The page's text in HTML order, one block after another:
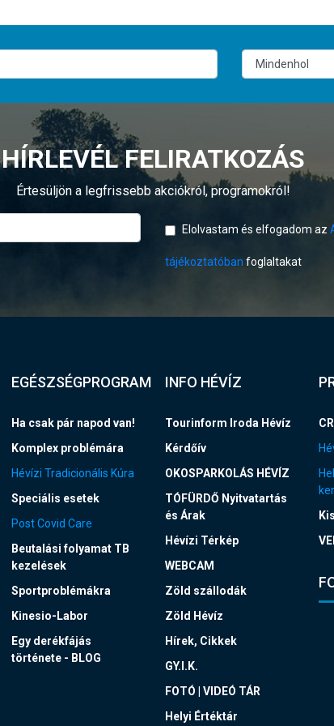
HÍRLEVÉL FELIRATKOZÁS
Értesüljön a legfrissebb akciókról, programokról!
Elolvastam és elfogadom az
tájékoztatóban foglaltakat
EGÉSZSÉGPROGRAM
Ha csak pár napod van!
Komplex problémára
Hévízi Tradicionális Kúra
Speciális esetek
Post Covid Care
Beutalási folyamat TB
kezelések
Sportproblémákra
Kinesio-Labor
Egy derékfájás
története - BLOG
INFO HÉVÍZ
Tourinform Iroda Hévíz
Kérdőív
OKOSPARKOLÁS HÉVÍZ
TÓFÜRDŐ Nyitvatartás
és Árak
Hévízi Térkép
WEBCAM
Zöld szállodák
Zöld Hévíz
Hírek, Cikkek
GY.I.K.
FOTÓ | VIDEÓ TÁR
Helyi Értéktár